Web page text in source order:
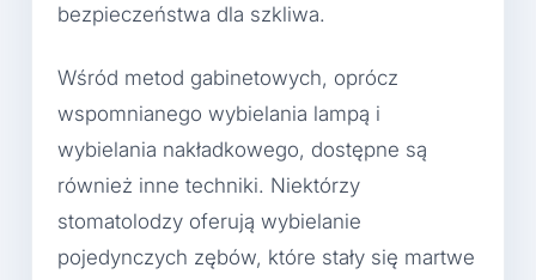
bezpieczeństwa dla szkliwa.
Wśród metod gabinetowych, oprócz
wspomnianego wybielania lampą i
wybielania nakładkowego, dostępne są
również inne techniki. Niektórzy
stomatolodzy oferują wybielanie
pojedynczych zębów, które stały się martwe